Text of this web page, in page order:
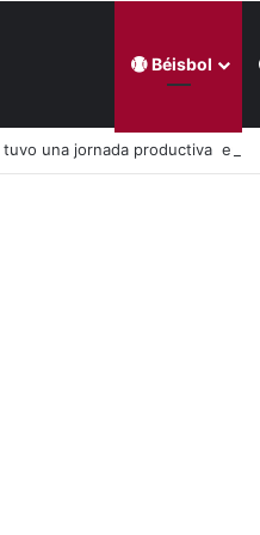
Béisbol
tuvo una jornada productiva en